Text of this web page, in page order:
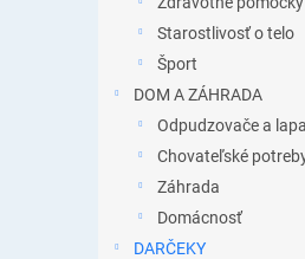
Starostlivosť o telo
Šport
DOM A ZÁHRADA
Odpudzovače a
Chovateľské
Záhrada
Domácnosť
DARČEKY